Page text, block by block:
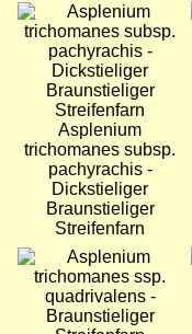
Bild
Asplenium
trichomanes subsp.
pachyrachis -
Dickstieliger
Braunstieliger
Streifenfarn
Bild